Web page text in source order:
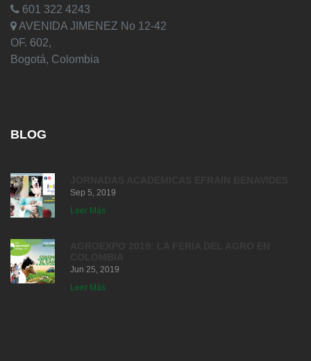
601 322 4243
AVENIDA JIMENEZ No 12-42
OF. 602,
Bogotá, Colombia
BLOG
Sep 5, 2019
Leer Más
Jun 25, 2019
Leer Más